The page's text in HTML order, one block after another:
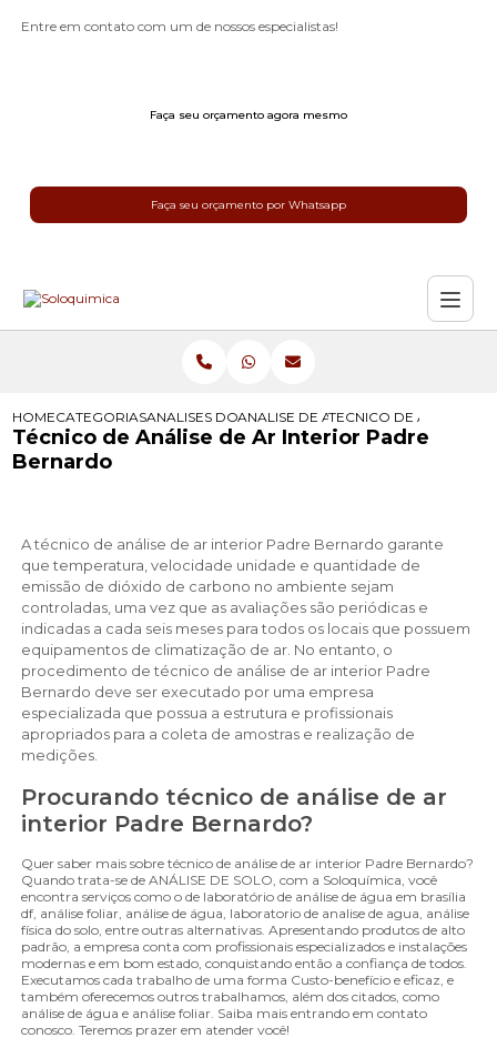
Entre em contato com um de nossos especialistas!
Faça seu orçamento agora mesmo
Faça seu orçamento por Whatsapp
HOMECATEGORIASANALISES DO ARANALISE DE AR AMBIENTE
TECNICO DE ANALISE
Técnico de Análise de Ar Interior Padre
Bernardo
A técnico de análise de ar interior Padre Bernardo garante
que temperatura, velocidade unidade e quantidade de
emissão de dióxido de carbono no ambiente sejam
controladas, uma vez que as avaliações são periódicas e
indicadas a cada seis meses para todos os locais que possuem
equipamentos de climatização de ar. No entanto, o
procedimento de técnico de análise de ar interior Padre
Bernardo deve ser executado por uma empresa
especializada que possua a estrutura e profissionais
apropriados para a coleta de amostras e realização de
medições.
Procurando técnico de análise de ar
interior Padre Bernardo?
Quer saber mais sobre técnico de análise de ar interior Padre Bernardo?
Quando trata-se de ANÁLISE DE SOLO, com a Soloquímica, você
encontra serviços como o de laboratório de análise de água em brasília
df, análise foliar, análise de água, laboratorio de analise de agua, análise
física do solo, entre outras alternativas. Apresentando produtos de alto
padrão, a empresa conta com profissionais especializados e instalações
modernas e em bom estado, conquistando então a confiança de todos.
Executamos cada trabalho de uma forma Custo-benefício e eficaz, e
também oferecemos outros trabalhamos, além dos citados, como
análise de água e análise foliar. Saiba mais entrando em contato
conosco. Teremos prazer em atender você!